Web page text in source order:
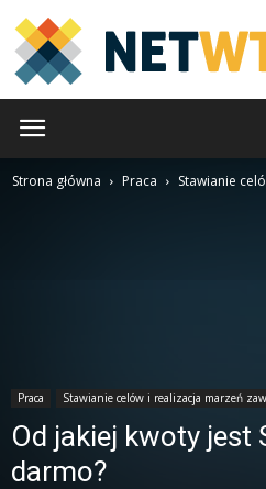
Strona główna Praca Stawianie
Praca Stawianie celów i realizacja marzeń
Od jakiej kwoty jest
darmo?